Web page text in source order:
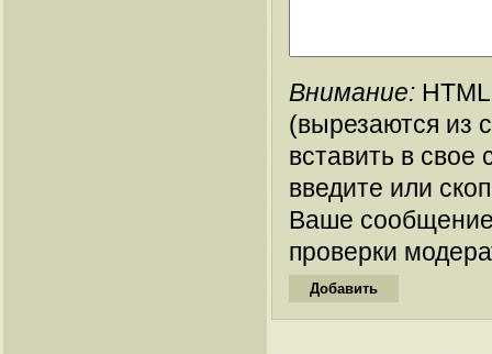
Внимание:
(вырезаются из
вставить в
введите или
Ваше
проверки